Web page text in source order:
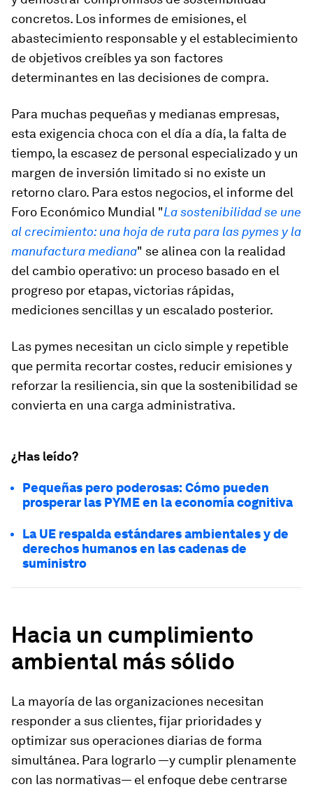
concretos. Los informes de emisiones, el
abastecimiento responsable y el establecimiento
de objetivos creíbles ya son factores
determinantes en las decisiones de compra.
Para muchas pequeñas y medianas empresas,
esta exigencia choca con el día a día, la falta de
tiempo, la escasez de personal especializado y un
margen de inversión limitado si no existe un
retorno claro. Para estos negocios, el informe del
Foro Económico Mundial "La sostenibilidad se une
al crecimiento: una hoja de ruta para las pymes y la
manufactura mediana" se alinea con la realidad
del cambio operativo: un proceso basado en el
progreso por etapas, victorias rápidas,
mediciones sencillas y un escalado posterior.
Las pymes necesitan un ciclo simple y repetible
que permita recortar costes, reducir emisiones y
reforzar la resiliencia, sin que la sostenibilidad se
convierta en una carga administrativa.
¿Has leído?
Pequeñas pero poderosas: Cómo pueden
prosperar las PYME en la economía cognitiva
La UE respalda estándares ambientales y de
derechos humanos en las cadenas de
suministro
Hacia un cumplimiento
ambiental más sólido
La mayoría de las organizaciones necesitan
responder a sus clientes, fijar prioridades y
optimizar sus operaciones diarias de forma
simultánea. Para lograrlo —y cumplir plenamente
con las normativas— el enfoque debe centrarse